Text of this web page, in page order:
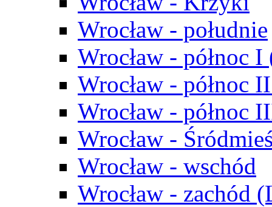
Wrocław - południe
Wrocław - północ
Wrocław - północ
Wrocław - północ
Wrocław -
Wrocław - wschód
Wrocław - zachód